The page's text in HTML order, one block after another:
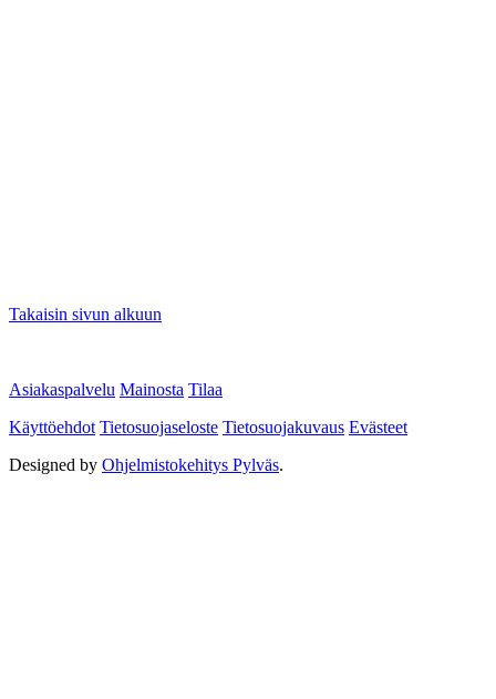
Takaisin sivun alkuun
Asiakaspalvelu Mainosta Tilaa
Käyttöehdot Tietosuojaseloste Tietosuojakuvaus Evästeet
Designed by Ohjelmistokehitys Pylväs.